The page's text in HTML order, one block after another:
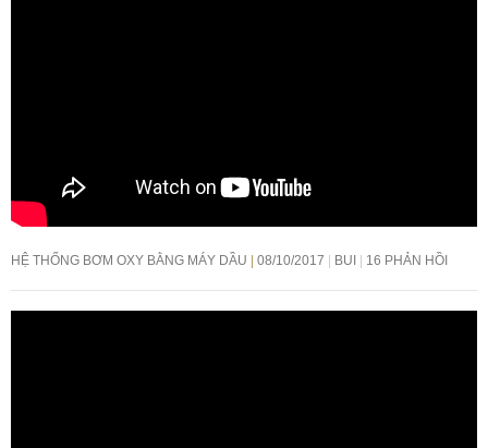
HỆ THỐNG BƠM OXY BẰNG MÁY DẦU 08/10/2017 BUI 16 PHẢN HỒI